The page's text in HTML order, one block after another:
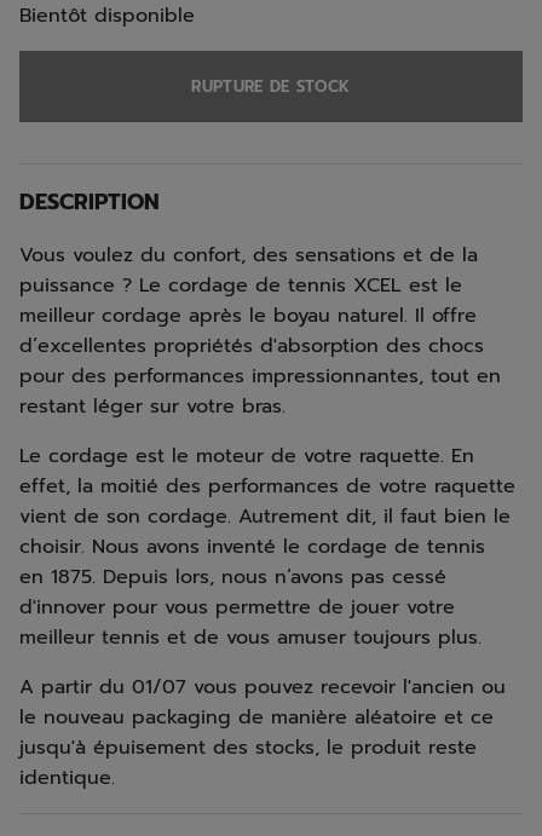
Bientôt disponible
RUPTURE DE STOCK
DESCRIPTION
Vous voulez du confort, des sensations et de la
puissance ? Le cordage de tennis XCEL est le
meilleur cordage après le boyau naturel. Il offre
d’excellentes propriétés d'absorption des chocs
pour des performances impressionnantes, tout en
restant léger sur votre bras.
Le cordage est le moteur de votre raquette. En
effet, la moitié des performances de votre raquette
vient de son cordage. Autrement dit, il faut bien le
choisir. Nous avons inventé le cordage de tennis
en 1875. Depuis lors, nous n’avons pas cessé
d'innover pour vous permettre de jouer votre
meilleur tennis et de vous amuser toujours plus.
A partir du 01/07 vous pouvez recevoir l'ancien ou
le nouveau packaging de manière aléatoire et ce
jusqu'à épuisement des stocks, le produit reste
identique.